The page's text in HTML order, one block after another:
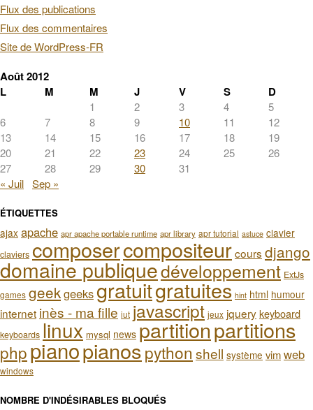
Flux des publications
Flux des commentaires
Site de WordPress-FR
Août 2012
L
M M J V S D
1 2 3 4
5
6
7 8 9 10 11
12
13
14 15 16 17 18
19
20
21 22 23 24 25
26
27
28 29 30
31
« Juil Sep »
ÉTIQUETTES
ajax apache apr apache portable runtime apr library apr tutorial astuce clavier
claviers composercompositeurcours django
domaine publiquedéveloppement ExtJs
games geekgeeksgratuitgratuites hint html humour
internet inès - ma fille iut javascript jeux jquerykeyboard
keyboards linux mysql news partitionpartitions
phppianopianospython shell système vimweb
windows
NOMBRE D'INDÉSIRABLES BLOQUÉS